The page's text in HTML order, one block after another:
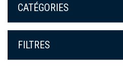
CATÉGORIES
FILTRES